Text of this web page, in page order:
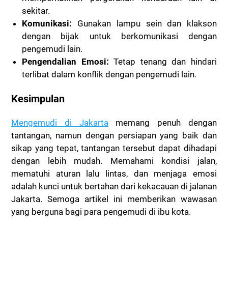
sekitar.
Komunikasi: Gunakan lampu sein dan klakson
dengan bijak untuk berkomunikasi dengan
pengemudi lain.
Pengendalian Emosi: Tetap tenang dan hindari
terlibat dalam konflik dengan pengemudi lain.
Kesimpulan
Mengemudi di Jakarta memang penuh dengan
tantangan, namun dengan persiapan yang baik dan
sikap yang tepat, tantangan tersebut dapat dihadapi
dengan lebih mudah. Memahami kondisi jalan,
mematuhi aturan lalu lintas, dan menjaga emosi
adalah kunci untuk bertahan dari kekacauan di jalanan
Jakarta. Semoga artikel ini memberikan wawasan
yang berguna bagi para pengemudi di ibu kota.